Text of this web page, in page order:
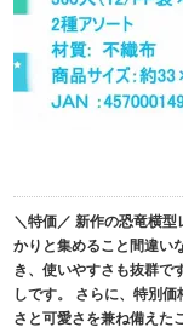
＼特価／ 新作の恐竜横
かりと集めること間違い
き、使いやすさも抜群で
しです。 さらに、特別
さと可愛さを兼ね備えた